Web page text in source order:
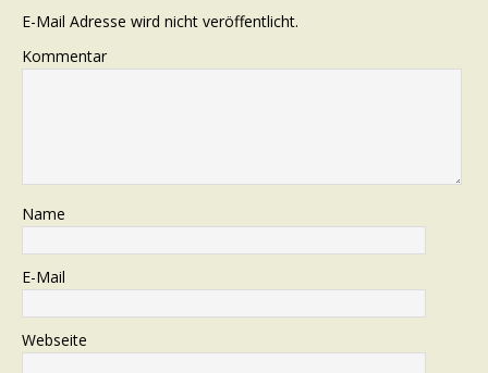
E-Mail Adresse wird nicht veröffentlicht.
Kommentar
Name
E-Mail
Webseite